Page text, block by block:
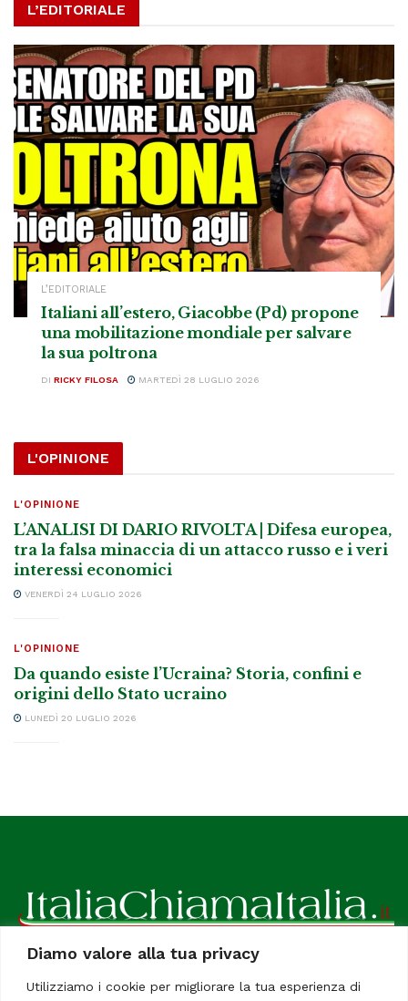
Diamo valore alla tua privacy
Utilizziamo i cookie per migliorare la tua esperienza di
L’EDITORIALE
L’EDITORIALE
Italiani all’estero, Giacobbe (Pd) propone
una mobilitazione mondiale per salvare
la sua poltrona
DI RICKY FILOSA MARTEDÌ 28 LUGLIO 2026
L'OPINIONE
L'OPINIONE
L’ANALISI DI DARIO RIVOLTA | Difesa europea,
tra la falsa minaccia di un attacco russo e i veri
interessi economici
VENERDÌ 24 LUGLIO 2026
L'OPINIONE
Da quando esiste l’Ucraina? Storia, confini e
origini dello Stato ucraino
LUNEDÌ 20 LUGLIO 2026
ItaliaChiamaItalia, il TUO quotidiano online preferito.